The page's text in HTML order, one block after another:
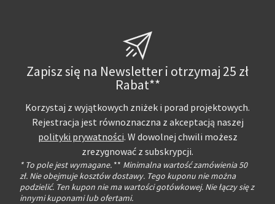
Zapisz się na Newsletter i otrzymaj 25 zł
Rabat**
Korzystaj z wyjątkowych zniżek i porad projektowych.
Rejestracja jest równoznaczna z akceptacją naszej
polityki prywatności. W dowolnej chwili możesz
zrezygnować z subskrypcji.
* To pole jest wymagane. ** Minimalna wartość zamówienia 50
zł. Nie obejmuje kosztów dostawy. Tego kuponu nie można
podzielić. Ten kupon nie ma wartości gotówkowej. Nie łączy się z
innymi kuponami lub ofertami.